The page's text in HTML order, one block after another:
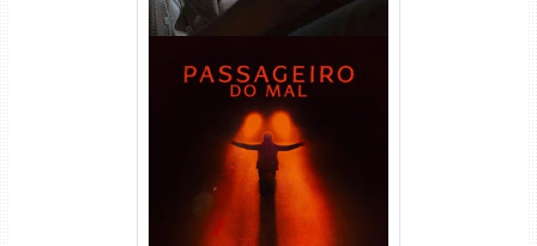
Passageiro do Mal Torrent
(2026) WEB-DL 1080p Dual
Áudio